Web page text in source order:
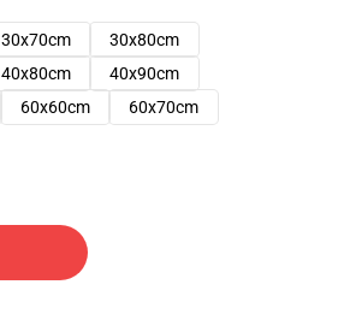
30x70cm
30x80cm
40x80cm
40x90cm
60x60cm
60x70cm